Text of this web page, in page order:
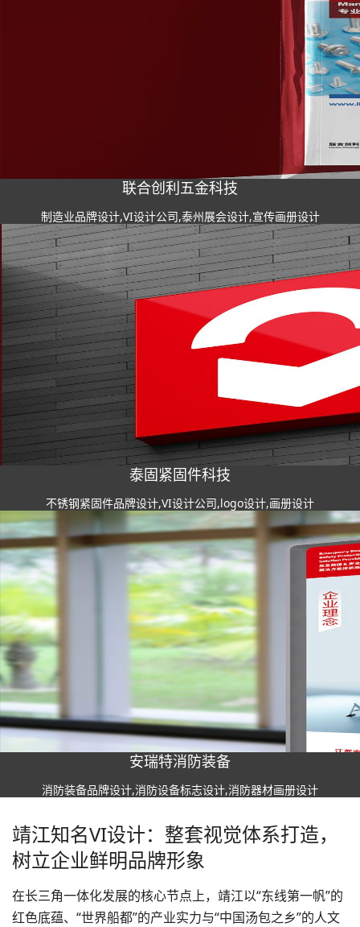
联合创利五金科技
制造业品牌设计,VI设计公司,泰州展会设计,宣传画册设计
泰固紧固件科技
不锈钢紧固件品牌设计,VI设计公司,logo设计,画册设计
安瑞特消防装备
消防装备品牌设计,消防设备标志设计,消防器材画册设计
靖江知名VI设计：整套视觉体系打造，
树立企业鲜明品牌形象
在长三角一体化发展的核心节点上，靖江以“东线第一帆”的
红色底蕴、“世界船都”的产业实力与“中国汤包之乡”的人文